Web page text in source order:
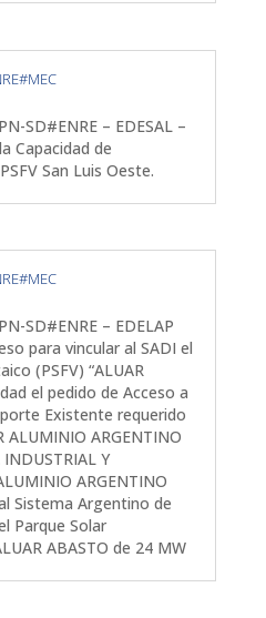
SD#ENRE – EDESAL –
Capacidad de
San Luis Oeste.
SD#ENRE – EDELAP
para vincular al SADI el
(PSFV) “ALUAR
el pedido de Acceso a
Existente requerido
ALUMINIO ARGENTINO
Y
ARGENTINO
Sistema Argentino de
Parque Solar
ABASTO de 24 MW